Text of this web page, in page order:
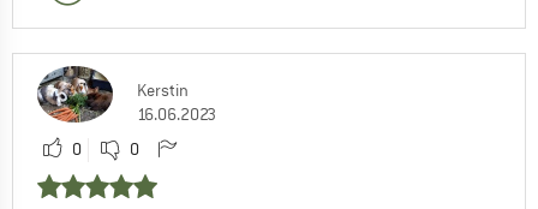
Kerstin
16.06.2023
0
0